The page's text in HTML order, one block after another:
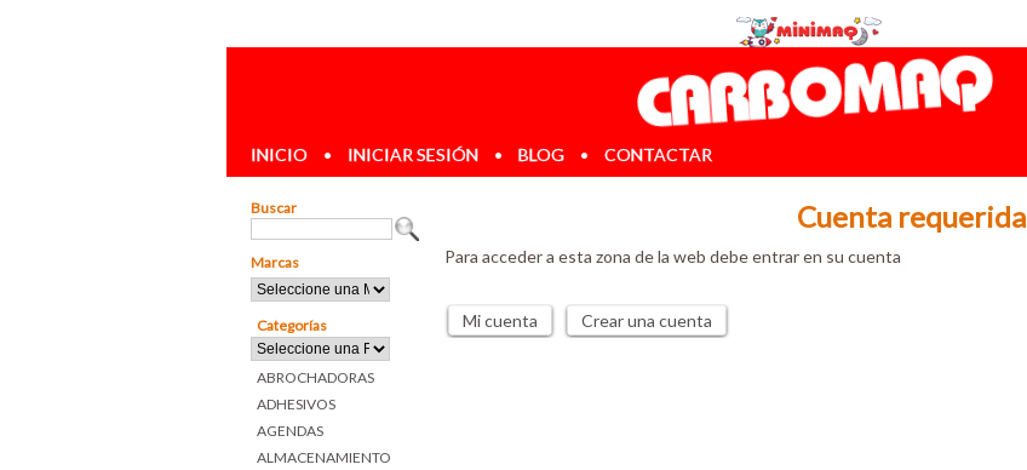
INICIO • INICIAR SESIÓN • BLOG • CONTACTAR
Buscar
Marcas
Categorías
ABROCHADORAS
ADHESIVOS
AGENDAS
ALMACENAMIENTO
Cuenta requerida
Para acceder a esta zona de la web debe entrar en su cuenta
Mi cuenta Crear una cuenta